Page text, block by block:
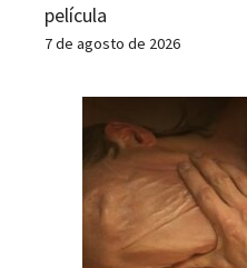
película
7 de agosto de 2026